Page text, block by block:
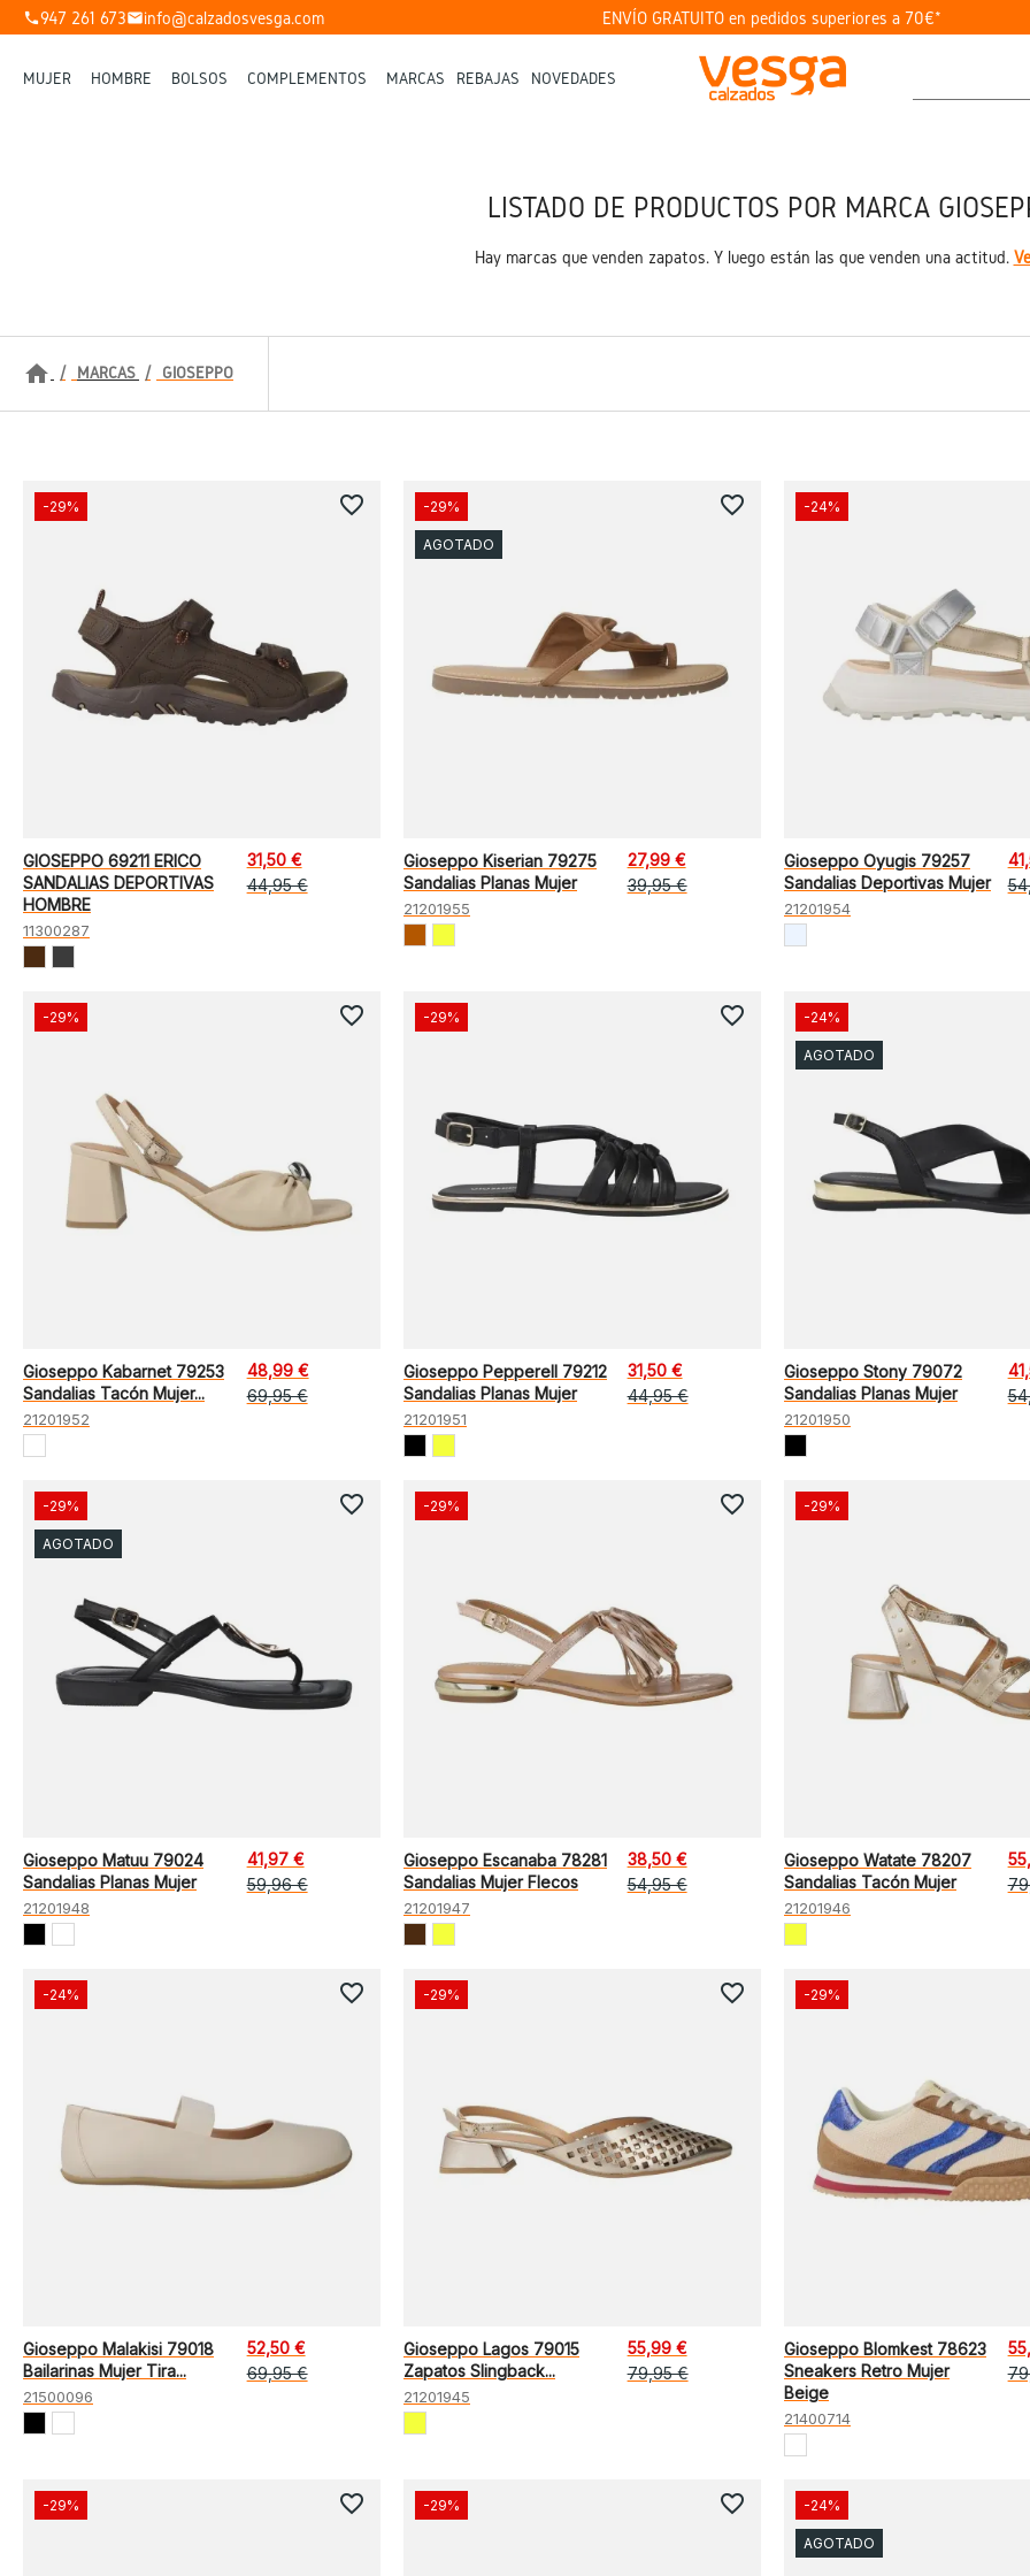
phone947 261 673mailinfo@calzadosvesga.com ENVÍO GRATUITO en pedidos superiores a 70€*
MUJER HOMBRE BOLSOS COMPLEMENTOS MARCAS REBAJAS NOVEDADES
LISTADO DE PRODUCTOS POR MARCA
Hay marcas que venden zapatos. Y luego están las que venden una actitud.
home MARCAS GIOSEPPO
GIOSEPPO 69211 ERICO
SANDALIAS DEPORTIVAS
HOMBRE
11300287
31,50 €
44,95 €
-29% favorite_border
Gioseppo Kiserian 79275
Sandalias Planas Mujer
21201955
27,99 €
39,95 €
-29%
AGOTADO
favorite_border
Gioseppo Oyugis 79257
Sandalias Deportivas Mujer
21201954
-24%
Gioseppo Kabarnet 79253
Sandalias Tacón Mujer...
21201952
48,99 €
69,95 €
-29% favorite_border
Gioseppo Pepperell 79212
Sandalias Planas Mujer
21201951
31,50 €
44,95 €
-29% favorite_border
Gioseppo Stony 79072
Sandalias Planas Mujer
21201950
-24%
AGOTADO
Gioseppo Matuu 79024
Sandalias Planas Mujer
21201948
41,97 €
59,96 €
-29%
AGOTADO
favorite_border
Gioseppo Escanaba 78281
Sandalias Mujer Flecos
21201947
38,50 €
54,95 €
-29% favorite_border
Gioseppo Watate 78207
Sandalias Tacón Mujer
21201946
-29%
Gioseppo Malakisi 79018
Bailarinas Mujer Tira...
21500096
52,50 €
69,95 €
-24% favorite_border
Gioseppo Lagos 79015
Zapatos Slingback...
21201945
55,99 €
79,95 €
-29% favorite_border
Gioseppo Blomkest 78623
Sneakers Retro Mujer
Beige
21400714
-29%
-29% favorite_border -29% favorite_border -24%
AGOTADO